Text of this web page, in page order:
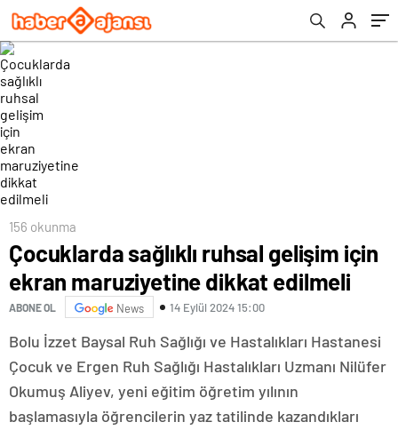
156 okunma
Çocuklarda sağlıklı ruhsal gelişim için
ekran maruziyetine dikkat edilmeli
ABONE OL News 14 Eylül 2024 15:00
Bolu İzzet Baysal Ruh Sağlığı ve Hastalıkları Hastanesi
Çocuk ve Ergen Ruh Sağlığı Hastalıkları Uzmanı Nilüfer
Okumuş Aliyev, yeni eğitim öğretim yılının
başlamasıyla öğrencilerin yaz tatilinde kazandıkları